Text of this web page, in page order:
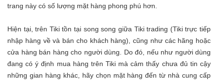
trang này có số lượng mặt hàng phong phú hơn.
Hiện tại, trên Tiki tồn tại song song giữa Tiki trading (Tiki trực tiếp
nhập hàng về và bán cho khách hàng), cũng như các hãng hoặc
cửa hàng bán hàng cho người dùng. Do đó, nếu như người dùng
đang có ý định mua hàng trên Tiki mà cảm thấy chưa đủ tin cậy
những gian hàng khác, hãy chọn mặt hàng đến từ nhà cung cấp